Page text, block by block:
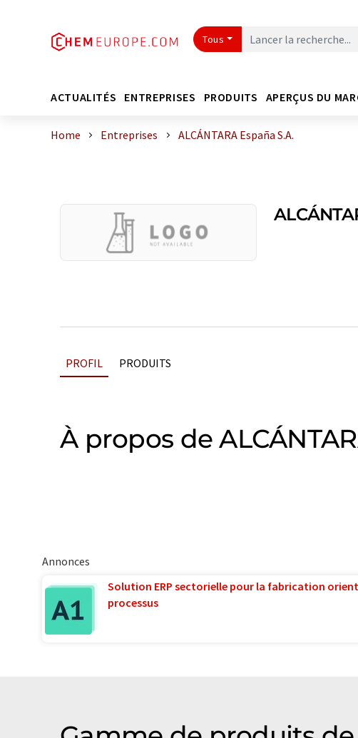
Tous
ACTUALITÉS ENTREPRISES PRODUITS APERÇUS DU
Home Entreprises ALCÁNTARA España S.A.
PROFIL PRODUITS
À propos de
Annonces
Solution ERP sectorielle pour la fabrication
processus